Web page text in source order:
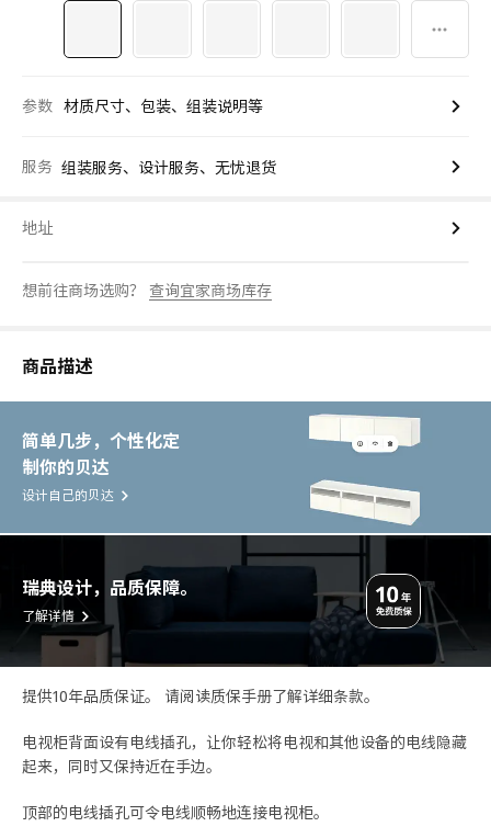
参数 材质尺寸、包装、组装说明等
服务 组装服务、设计服务、无忧退货
地址
想前往商场选购？ 查询宜家商场库存
商品描述
简单几步，个性化定
制你的贝达
设计自己的贝达
瑞典设计，品质保障。
了解详情
提供10年品质保证。 请阅读质保手册了解详细条款。
电视柜背面设有电线插孔，让你轻松将电视和其他设备的电线隐藏
起来，同时又保持近在手边。
顶部的电线插孔可令电线顺畅地连接电视柜。